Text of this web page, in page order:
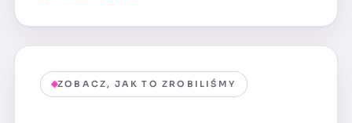
ZOBACZ, JAK TO ZROBILIŚMY